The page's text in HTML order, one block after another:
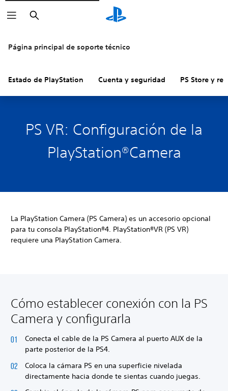
Buscar
Página principal de soporte técnico
Estado de PlayStation Cuenta y seguridad PS Store y
PS VR: Configuración de la
PlayStation®Camera
La PlayStation Camera (PS Camera) es un accesorio opcional
para tu consola PlayStation®4. PlayStation®VR (PS VR)
requiere una PlayStation Camera.
Cómo establecer conexión con la PS
Camera y configurarla
Conecta el cable de la PS Camera al puerto AUX de la
parte posterior de la PS4.
Coloca la cámara PS en una superficie nivelada
directamente hacia donde te sientas cuando juegas.